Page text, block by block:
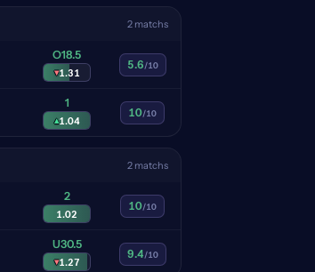
2 matchs
O18.5
▾1.31
5.6/10
1
▴1.04
10/10
2 matchs
2
1.02
10/10
U30.5
▾1.27
9.4/10